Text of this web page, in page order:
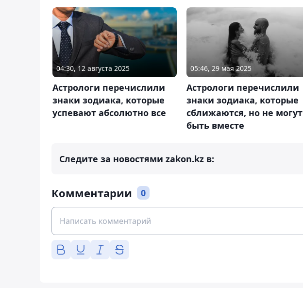
04:30, 12 августа 2025
Астрологи перечислили
знаки зодиака, которые
успевают абсолютно все
05:46, 29 мая 2025
Астрологи перечислили
знаки зодиака, которые
сближаются, но не могут
быть вместе
Следите за новостями zakon.kz в:
Комментарии 0